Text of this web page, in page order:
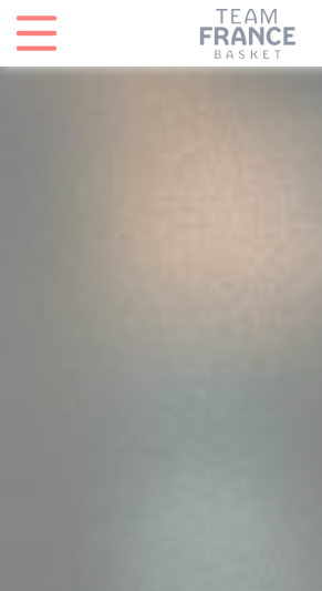
Panneau de gestion des cookies